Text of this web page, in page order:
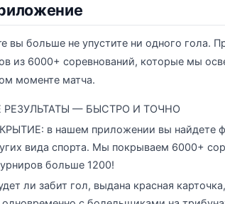
вы больше не упустите ни одного гола.
из 6000+ соревнований, которые мы
моменте матча.
— БЫСТРО И ТОЧНО
в нашем приложении вы найдете
вида спорта. Мы покрываем 6000+
больше 1200!
ли забит гол, выдана красная